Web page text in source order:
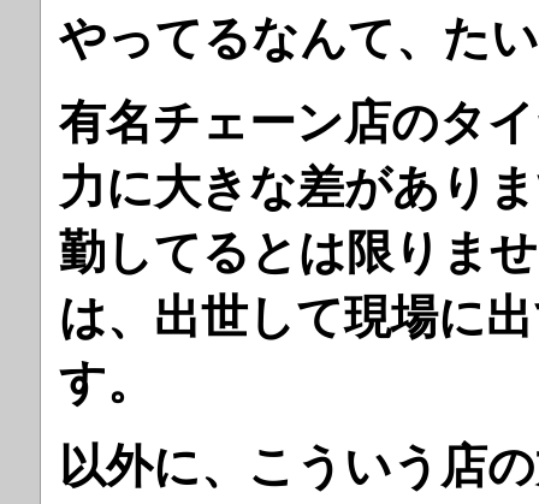
やってるなんて、た
有名チェーン店のタ
力に大きな差があり
勤してるとは限りま
は、出世して現場に
す。
以外に、こういう店